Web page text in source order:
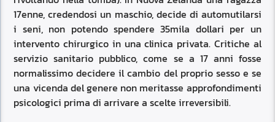
17enne, credendosi un maschio, decide di automutilarsi
i seni, non potendo spendere 35mila dollari per un
intervento chirurgico in una clinica privata. Critiche al
servizio sanitario pubblico, come se a 17 anni fosse
normalissimo decidere il cambio del proprio sesso e se
una vicenda del genere non meritasse approfondimenti
psicologici prima di arrivare a scelte irreversibili.